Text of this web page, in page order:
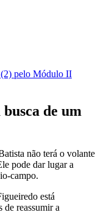
(2) pelo Módulo II
de um
não terá o volante
pode dar lugar a
campo.
está
de reassumir a